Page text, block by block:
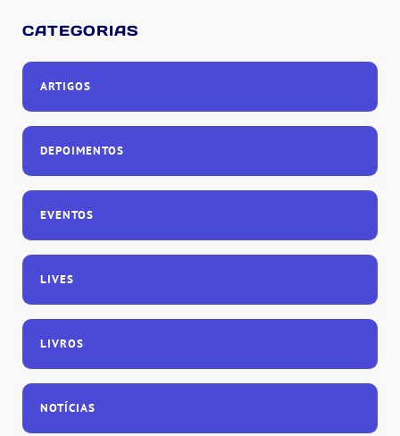
CATEGORIAS
ARTIGOS
DEPOIMENTOS
EVENTOS
LIVES
LIVROS
NOTÍCIAS